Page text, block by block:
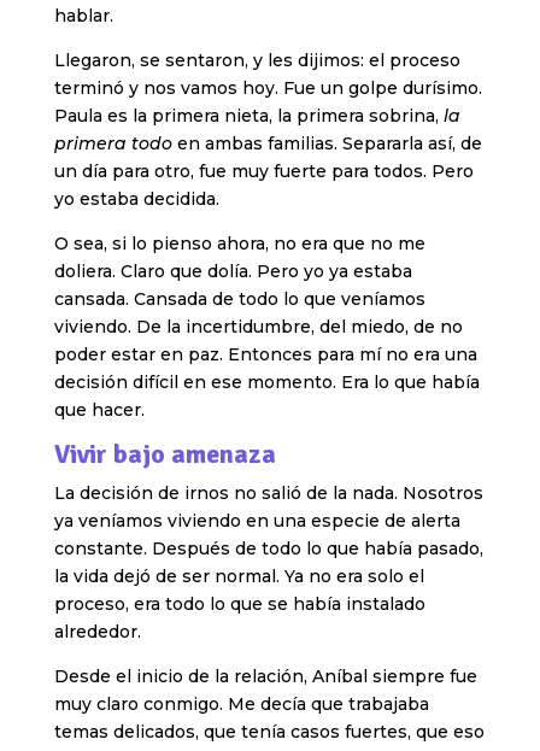
hablar.
Llegaron, se sentaron, y les dijimos: el proceso
terminó y nos vamos hoy. Fue un golpe durísimo.
Paula es la primera nieta, la primera sobrina, la
primera todoen ambas familias. Separarla así, de
un día para otro, fue muy fuerte para todos. Pero
yo estaba decidida.
O sea, si lo pienso ahora, no era que no me
doliera. Claro que dolía. Pero yo ya estaba
cansada. Cansada de todo lo que veníamos
viviendo. De la incertidumbre, del miedo, de no
poder estar en paz. Entonces para mí no era una
decisión difícil en ese momento. Era lo que había
que hacer.
Vivir bajo amenaza
La decisión de irnos no salió de la nada. Nosotros
ya veníamos viviendo en una especie de alerta
constante. Después de todo lo que había pasado,
la vida dejó de ser normal. Ya no era solo el
proceso, era todo lo que se había instalado
alrededor.
Desde el inicio de la relación, Aníbal siempre fue
muy claro conmigo. Me decía que trabajaba
temas delicados, que tenía casos fuertes, que eso